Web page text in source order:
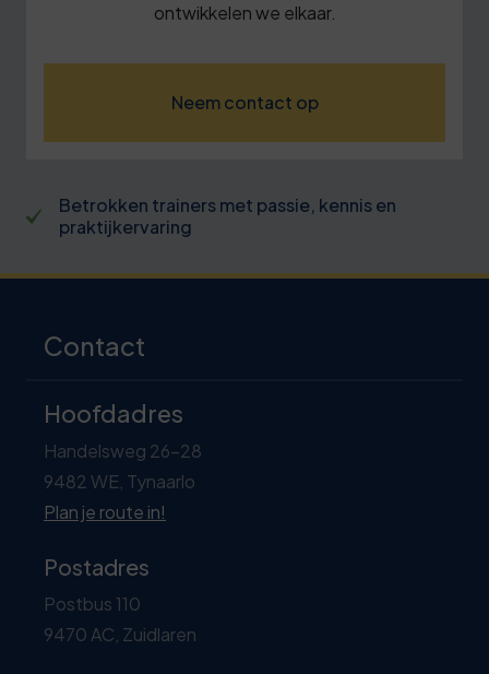
ontwikkelen we elkaar.
Neem contact op
Betrokken trainers met passie, kennis en
praktijkervaring
Contact
Hoofdadres
Handelsweg 26-28
9482 WE, Tynaarlo
Plan je route in!
Postadres
Postbus 110
9470 AC, Zuidlaren